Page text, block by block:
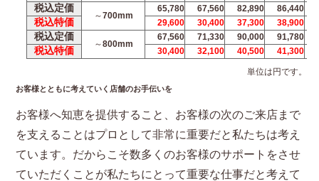
税込定価
～700mm
65,780 67,560 82,890 86,440
税込特価 29,600 30,400 37,300 38,900
税込定価
～800mm
67,560 71,330 90,000 91,780
税込特価 30,400 32,100 40,500 41,300
単位は円です。
お客様とともに考えていく店舗のお手伝いを
お客様へ知恵を提供すること、お客様の次のご来店まで
を支えることはプロとして非常に重要だと私たちは考え
ています。だからこそ数多くのお客様のサポートをさせ
ていただくことが私たちにとって重要な仕事だと考えて